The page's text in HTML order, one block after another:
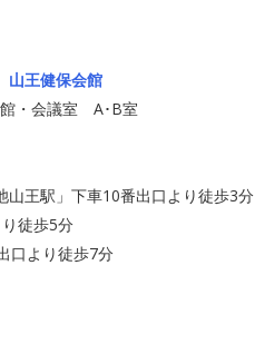
王健保会館
・会議室 A･B室
王駅」下車10番出口より徒歩3分
徒歩5分
口より徒歩7分